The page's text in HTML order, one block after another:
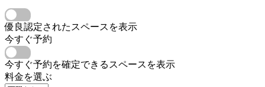
優良認定されたスペースを表示
今すぐ予約
今すぐ予約を確定できるスペースを表示
料金を選ぶ